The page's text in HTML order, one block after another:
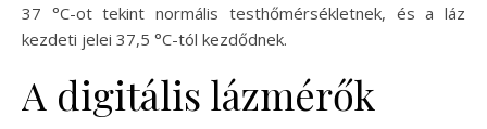
37 °C-ot tekint normális testhőmérsékletnek, és a láz
kezdeti jelei 37,5 °C-tól kezdődnek.
A digitális lázmérők